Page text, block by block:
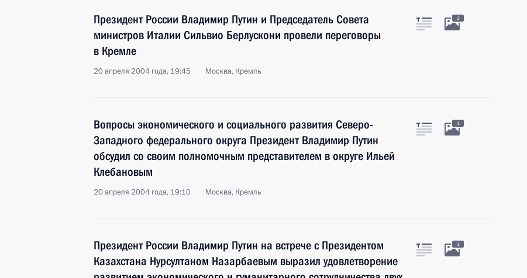
Президент России Владимир Путин и Председатель Совета
министров Италии Сильвио Берлускони провели переговоры
в Кремле
20 апреля 2004 года, 19:45 Москва, Кремль
2
Вопросы экономического и социального развития Северо-
Западного федерального округа Президент Владимир Путин
обсудил со своим полномочным представителем в округе Ильей
Клебановым
20 апреля 2004 года, 19:10 Москва, Кремль
1
Президент России Владимир Путин на встрече с Президентом
Казахстана Нурсултаном Назарбаевым выразил удовлетворение
1